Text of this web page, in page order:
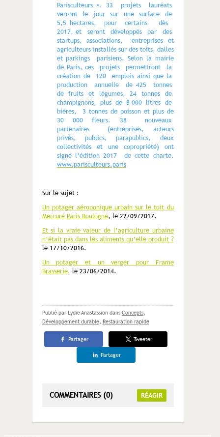
Parisculteurs ». 33 projets lauréats
verront le jour sur une surface de
5,5 hectares, pour certains dès
2017, et seront développés par des
startups, associations, entreprises et
agriculteurs installés sur des toits, dalles
et parkings parisiens. Selon la mairie
de Paris, ces projets permettront la
création de 120 emplois ainsi que la
production annuelle de 425 tonnes
de fruits et légumes, 24 tonnes de
champignons, plus de 8 000 litres de
bières, 3 tonnes de poisson et plus de
30 000 fleurs. 38 nouveaux
partenaires (entreprises, acteurs
privés, publics, parapublics, deux
collectivités et une copropriété) ont
signé l’édition 2017 de cette charte.
www.parisculteurs.paris
Sur le sujet :
Un potager aéroponique urbain sur le toit du
Mercure Paris Boulogne, le 22/09/2017.
Et si la vraie valeur de l’agriculture urbaine
n’était pas dans les aliments qu’elle produit ?
le 17/10/2016.
Un potager et un verger pour Frame
Brasserie, le 23/06/2014.
Publié par Lydie Anastassion dans Concepts,
Développement durable, Restauration rapide
Partager Tweeter
Partager
COMMENTAIRES (0) RÉAGIR